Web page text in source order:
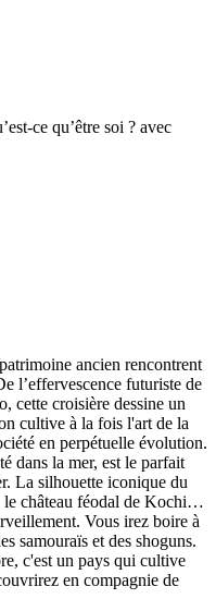
ce qu’être soi ? avec
ancien rencontrent
l’effervescence futuriste de
cette croisière dessine un
cultive à la fois l'art de la
en perpétuelle évolution.
dans la mer, est le parfait
La silhouette iconique du
le château féodal de Kochi…
Vous irez boire à
samouraïs et des shoguns.
c'est un pays qui cultive
en compagnie de